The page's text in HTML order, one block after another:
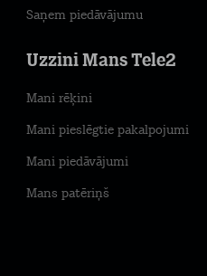
Saņem piedāvājumu
Uzzini Mans Tele2
Mani rēķini
Mani pieslēgtie pakalpojumi
Mani piedāvājumi
Mans patēriņš